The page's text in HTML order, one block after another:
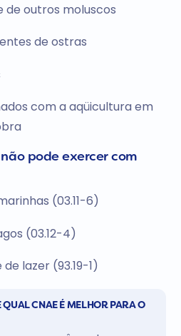
de outros moluscos
de ostras
com a aqüicultura em
pode exercer com
(03.11-6)
(03.12-4)
lazer (93.19-1)
CNAE É MELHOR PARA O